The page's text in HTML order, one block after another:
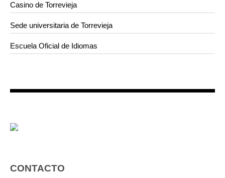
Casino de Torrevieja
Sede universitaria de Torrevieja
Escuela Oficial de Idiomas
CONTACTO